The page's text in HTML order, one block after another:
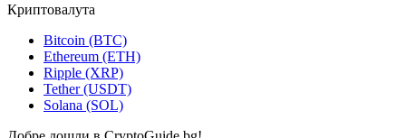
Криптовалута
Bitcoin (BTC)
Ethereum (ETH)
Ripple (XRP)
Tether (USDT)
Solana (SOL)